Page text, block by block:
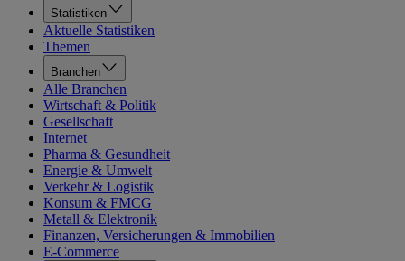
Statistiken
Aktuelle Statistiken
Themen
Branchen
Alle Branchen
Wirtschaft & Politik
Gesellschaft
Internet
Pharma & Gesundheit
Energie & Umwelt
Verkehr & Logistik
Konsum & FMCG
Metall & Elektronik
Finanzen, Versicherungen & Immobilien
E-Commerce